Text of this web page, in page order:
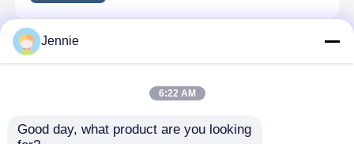
Bedienungsanleitung!
Jennie
6:22 AM
Good day, what product are you looking